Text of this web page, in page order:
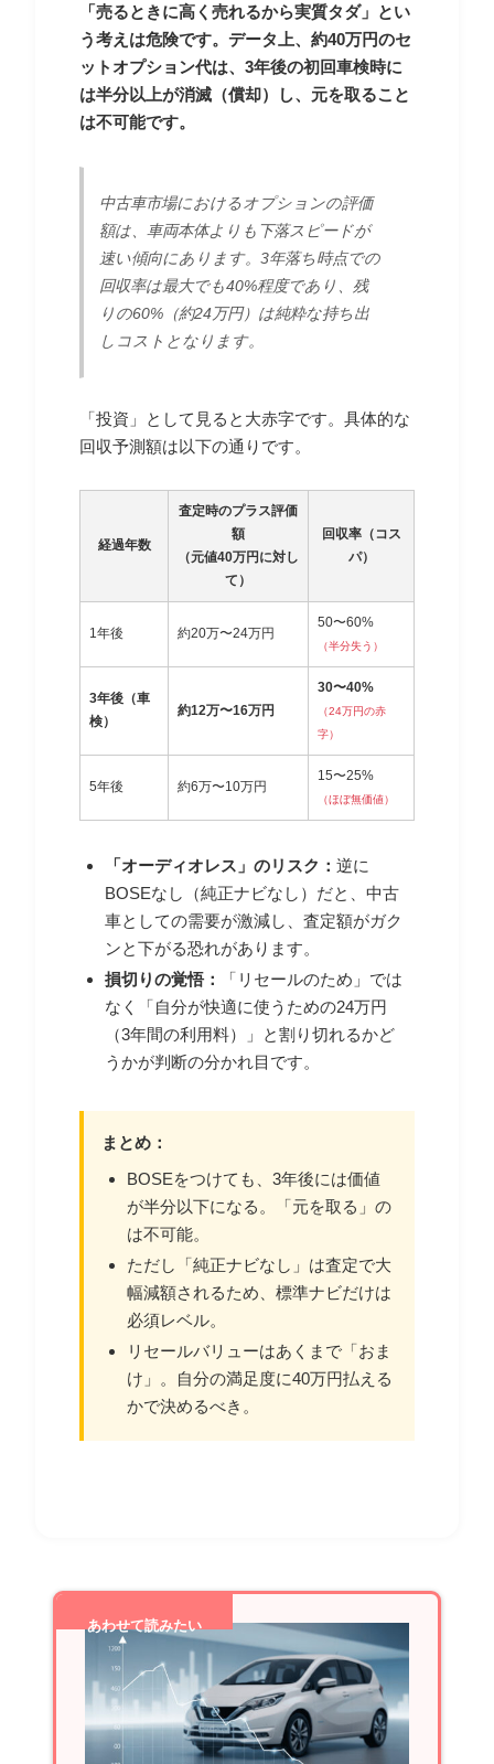
「売るときに高く売れるから実質タダ」とい
う考えは危険です。データ上、約40万円のセ
ットオプション代は、3年後の初回車検時に
は半分以上が消滅（償却）し、元を取ること
は不可能です。
中古車市場におけるオプションの評価
額は、車両本体よりも下落スピードが
速い傾向にあります。3年落ち時点での
回収率は最大でも40%程度であり、残
りの60%（約24万円）は純粋な持ち出
しコストとなります。
「投資」として見ると大赤字です。具体的な
回収予測額は以下の通りです。
経過年数
査定時のプラス評価
額
（元値40万円に対し
て）
回収率（コス
パ）
1年後 約20万〜24万円
50〜60%
（半分失う）
3年後（車
検）
約12万〜16万円
30〜40%
（24万円の赤
字）
5年後 約6万〜10万円
15〜25%
（ほぼ無価値）
「オーディオレス」のリスク：逆に
BOSEなし（純正ナビなし）だと、中古
車としての需要が激減し、査定額がガク
ンと下がる恐れがあります。
損切りの覚悟：
「リセールのため」では
なく「自分が快適に使うための24万円
（3年間の利用料）」と割り切れるかど
うかが判断の分かれ目です。
まとめ：
BOSEをつけても、3年後には価値
が半分以下になる。「元を取る」の
は不可能。
ただし「純正ナビなし」は査定で大
幅減額されるため、標準ナビだけは
必須レベル。
リセールバリューはあくまで「おま
け」。自分の満足度に40万円払える
かで決めるべき。
あわせて読みたい